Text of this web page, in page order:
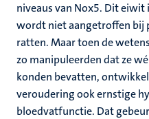
niveaus van Nox5. Dit eiwit
wordt niet aangetroffen bij
ratten. Maar toen de
zo manipuleerden dat ze
konden bevatten,
veroudering ook ernstige
bloedvatfunctie. Dat